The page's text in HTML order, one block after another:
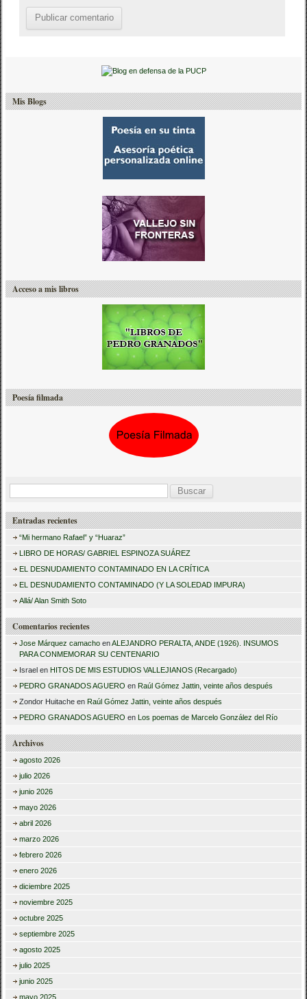
Mis Blogs
Acceso a mis libros
Poesía filmada
s
r
Entradas recientes
“Mi hermano Rafael” y “Huaraz”
LIBRO DE HORAS/ GABRIEL ESPINOZA SUÁREZ
EL DESNUDAMIENTO CONTAMINADO EN LA CRÍTICA
EL DESNUDAMIENTO CONTAMINADO (Y LA SOLEDAD IMPURA)
Allá/ Alan Smith Soto
Comentarios recientes
Jose Márquez camacho enALEJANDRO PERALTA, ANDE (1926). INSUMOS
PARA CONMEMORAR SU CENTENARIO
Israel en HITOS DE MIS ESTUDIOS VALLEJIANOS (Recargado)
PEDRO GRANADOS AGUERO en Raúl Gómez Jattin, veinte años después
Zondor Huitache en Raúl Gómez Jattin, veinte años después
PEDRO GRANADOS AGUERO en Los poemas de Marcelo González del Río
Archivos
agosto 2026
julio 2026
junio 2026
mayo 2026
abril 2026
marzo 2026
febrero 2026
enero 2026
diciembre 2025
noviembre 2025
octubre 2025
septiembre 2025
agosto 2025
julio 2025
junio 2025
mayo 2025